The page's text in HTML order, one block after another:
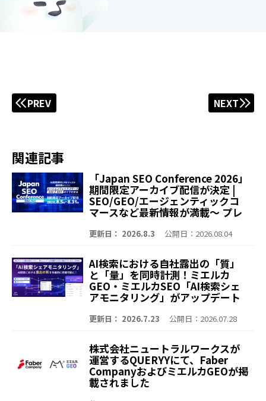
PREV NEXT
関連記事
「Japan SEO Conference 2026」
期間限定アーカイブ配信が決定 |
SEO/GEO/エージェンティックコ
マースなど最新情報が満載～ プレ
公開 エージェンティックコマー
る、会場の熱量を再びオンライン
でお届け～
更新日： 2026.8.3 公開日：2026.08.04
AI検索における自社露出の「質」
と「量」を同時計測！ミエルカ
GEO・ミエルカSEO「AI検索シェ
アモニタリング」がアップデート
数）」や「言及ランキング」を可
との比較が可能に～
更新日： 2026.7.23 公開日：2026.07.28
株式会社ニュートラルワークスが
運営するQUERYYにて、Faber
CompanyおよびミエルカGEOが掲
載されました